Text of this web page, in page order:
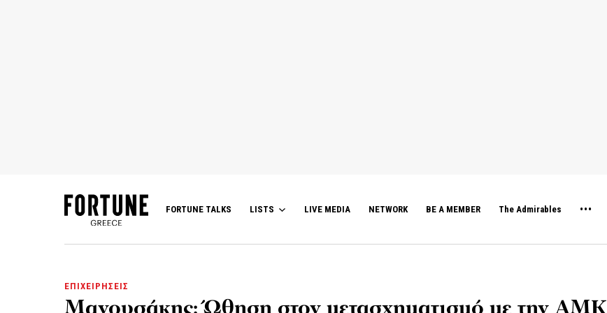
FORTUNE TALKS LISTS LIVE MEDIA NETWORK BE A MEMBER The Admirables
ΕΠΙΧΕΙΡΗΣΕΙΣ